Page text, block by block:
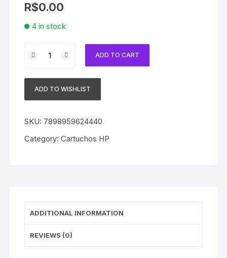
R$0.00
4 in stock
HP
Original
Black
T795
ADD TO CART
ADD TO WISHLIST
SKU: 7898959624440
Category:Cartuchos HP
ADDITIONAL INFORMATION
REVIEWS (0)